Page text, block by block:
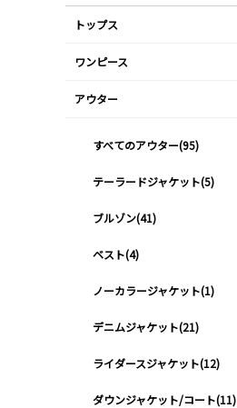
トップス
ワンピース
アウター
すべてのアウター(95)
テーラードジャケット(5)
ブルゾン(41)
ベスト(4)
ノーカラージャケット(1)
デニムジャケット(21)
ライダースジャケット(12)
ダウンジャケット/コート(11)